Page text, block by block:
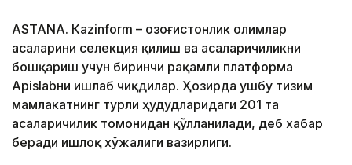
ASTANА. Кazinform – Қозоғистонлик олимлар
асаларини селекция қилиш ва асаларичиликни
бошқариш учун биринчи рақамли платформа
Apislabни ишлаб чиқдилар. Ҳозирда ушбу тизим
мамлакатнинг турли ҳудудларидаги 201 та
асаларичилик томонидан қўлланилади, деб хабар
беради Қишлоқ хўжалиги вазирлиги.